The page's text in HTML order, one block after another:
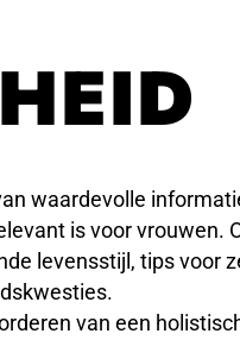
waardevolle
is voor vrouwen.
levensstijl, tips voor
van een